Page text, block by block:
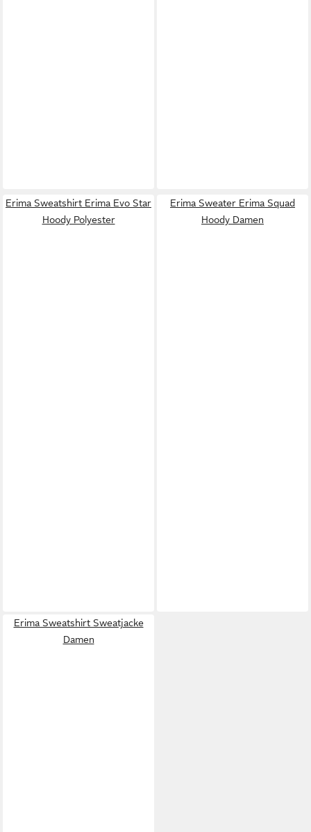
Erima Sweatshirt Erima Evo Star
Hoody Polyester
Erima Sweater Erima Squad
Hoody Damen
Erima Sweatshirt Sweatjacke
Damen